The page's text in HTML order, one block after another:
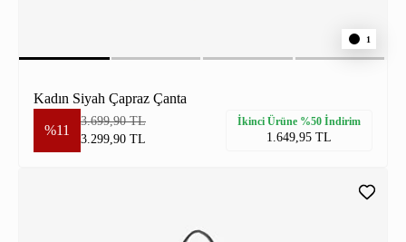
1
Kadın Siyah Çapraz Çanta
%11
3.699,90 TL
3.299,90 TL
İkinci Ürüne %50 İndirim
1.649,95 TL